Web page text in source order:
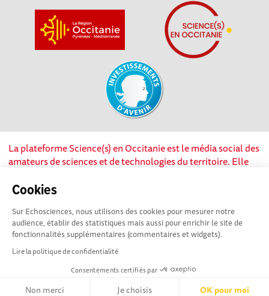
Cookies
Sur Echosciences, nous utilisons des cookies pour mesurer notre
audience, établir des statistiques mais aussi pour enrichir le site de
fonctionnalités supplémentaires (commentaires et widgets).
Lire la politique de confidentialité
Consentements certifiés par
Non merci Je choisis OK pour moi
La plateforme Science(s) en Occitanie est le média social des
amateurs de sciences et de technologies du territoire. Elle
soutien de nombreux acteurs locaux. Ce projet est cofinancé
l’Union européenne via les fonds européen de
développement régional. Science(s) en Occitanie est une
plateforme Echosciences by Amcsti.
Mentions légales|Politique de confidentialité
Ligne éditoriale